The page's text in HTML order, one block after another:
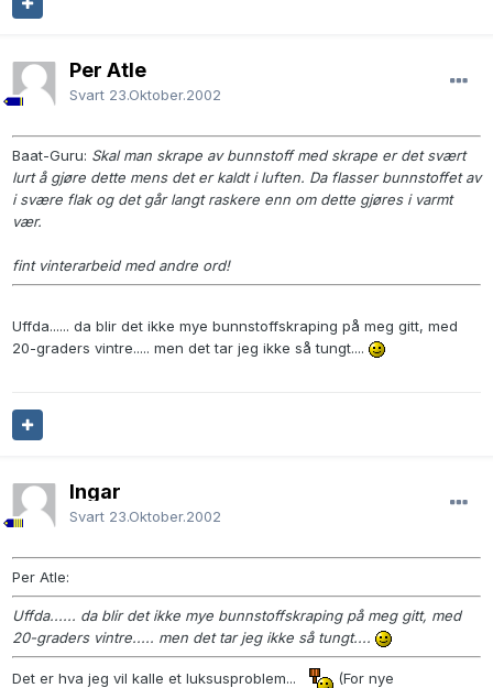
Per Atle
Svart 23.Oktober.2002
Baat-Guru: Skal man skrape av bunnstoff med skrape er det svært
lurt å gjøre dette mens det er kaldt i luften. Da flasser bunnstoffet av
i svære flak og det går langt raskere enn om dette gjøres i varmt
vær.
fint vinterarbeid med andre ord!
Uffda...... da blir det ikke mye bunnstoffskraping på meg gitt, med
20-graders vintre..... men det tar jeg ikke så tungt....
Ingar
Svart 23.Oktober.2002
Per Atle:
Uffda...... da blir det ikke mye bunnstoffskraping på meg gitt, med
20-graders vintre..... men det tar jeg ikke så tungt....
Det er hva jeg vil kalle et luksusproblem...
(For nye